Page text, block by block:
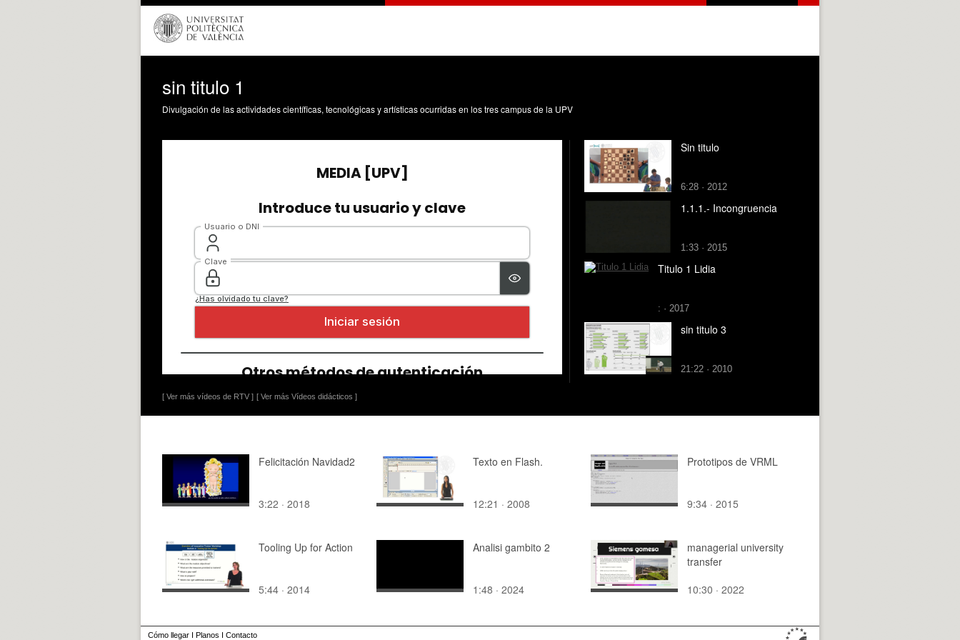
sin titulo 1
Divulgación de las actividades científicas, tecnológicas y artísticas ocurridas en los tres campus de la UPV
[ Ver más vídeos de RTV ] [ Ver más Vídeos didácticos ]
Sin titulo
6:28 · 2012
1.1.1.- Incongruencia
1:33 · 2015
Titulo 1 Lidia
: · 2017
sin titulo 3
21:22 · 2010
Felicitación Navidad2
3:22 · 2018
Texto en Flash.
12:21 · 2008
Prototipos de VRML
9:34 · 2015
Tooling Up for Action
5:44 · 2014
Analisi gambito 2
1:48 · 2024
managerial university
transfer
10:30 · 2022
Cómo llegar I Planos I Contacto